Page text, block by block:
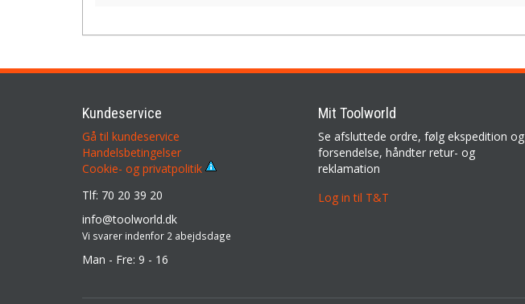
Kundeservice
Gå til kundeservice
Handelsbetingelser
Cookie- og privatpolitik
Tlf: 70 20 39 20
info@toolworld.dk
Vi svarer indenfor 2 abejdsdage
Man - Fre: 9 - 16
Mit Toolworld
Se afsluttede ordre, følg ekspedition og
forsendelse, håndter retur- og
reklamation
Log in til T&T